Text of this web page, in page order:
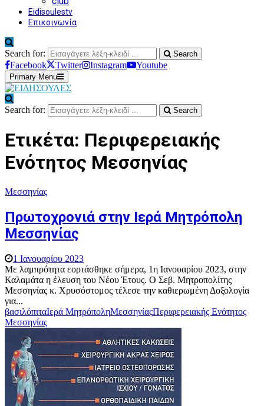
Eidisoulestv
Επικοινωνία
Search for: Search
Facebook Twitter Instagram Youtube
Primary Menu
Search for: Search
Ετικέτα: Περιφερειακής
Ενότητος Μεσσηνίας
Μεσσηνίας
Πρωτοχρονιά στην Ιερά Μητρόπολη
Μεσσηνίας
1 Ιανουαρίου 2023
Με λαμπρότητα εορτάσθηκε σήμερα, 1η Ιανουαρίου 2023, στην
Καλαμάτα η έλευση του Νέου Έτους. Ο Σεβ. Μητροπολίτης
Μεσσηνίας κ. Χρυσόστομος τέλεσε την καθιερωμένη Δοξολογία
για...
βασιλόπιταΙερά ΜητρόποληΜεσσηνίαςΠεριφερειακής Ενότητος
Μεσσηνίας